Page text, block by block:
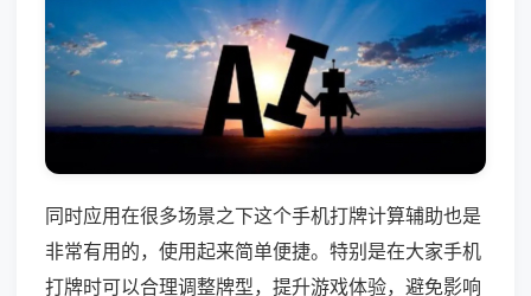
同时应用在很多场景之下这个手机打牌计算辅助也是
非常有用的，使用起来简单便捷。特别是在大家手机
打牌时可以合理调整牌型，提升游戏体验，避免影响